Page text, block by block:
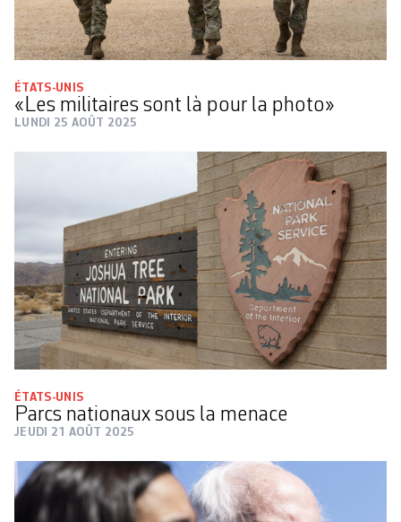
ÉTATS-UNIS
«Les militaires sont là pour la photo»
LUNDI 25 AOÛT 2025
ÉTATS-UNIS
Parcs nationaux sous la menace
JEUDI 21 AOÛT 2025